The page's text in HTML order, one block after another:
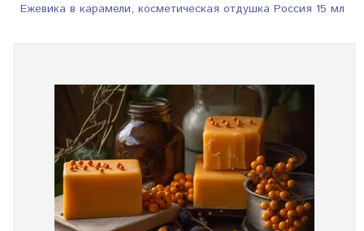
Ежевика в карамели, косметическая отдушка Россия 15 мл